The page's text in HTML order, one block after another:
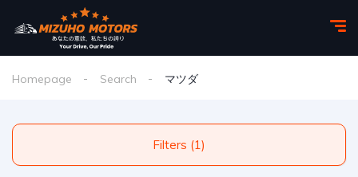
Homepage Search マツダ
Filters (1)